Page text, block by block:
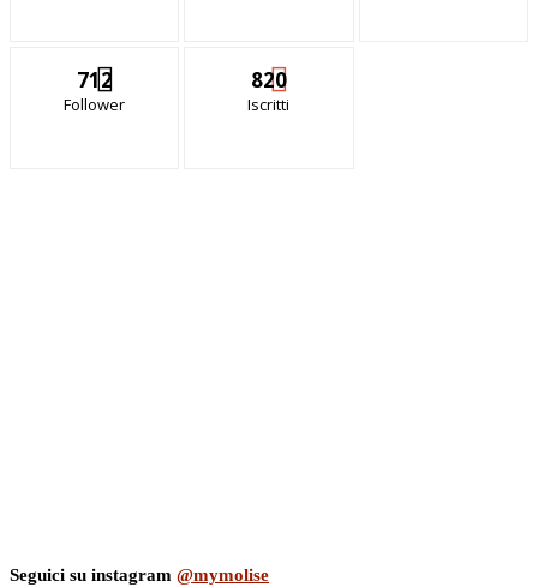
712
Follower
820
Iscritti
Seguici su instagram @mymolise